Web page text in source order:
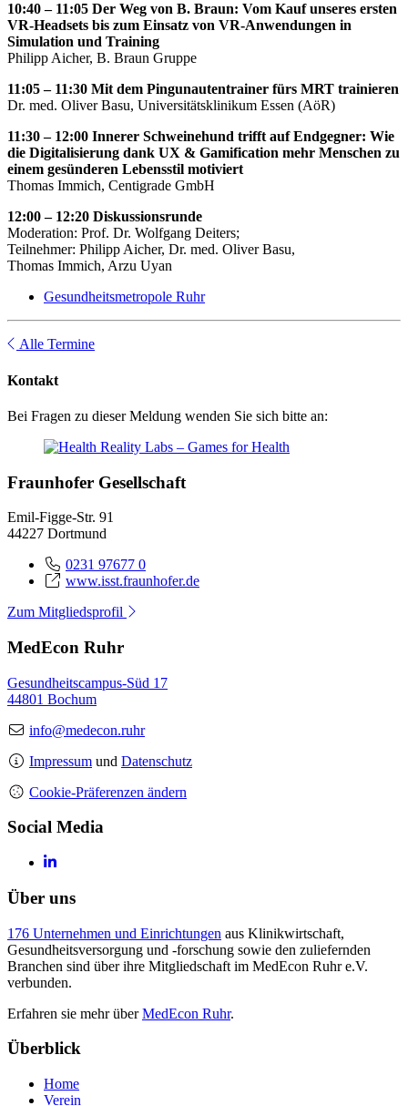
10:40 – 11:05 Der Weg von B. Braun: Vom Kauf unseres ersten
VR-Headsets bis zum Einsatz von VR-Anwendungen in
Simulation und Training
Philipp Aicher, B. Braun Gruppe
11:05 – 11:30 Mit dem Pingunautentrainer fürs MRT trainieren
Dr. med. Oliver Basu, Universitätsklinikum Essen (AöR)
11:30 – 12:00 Innerer Schweinehund trifft auf Endgegner: Wie
die Digitalisierung dank UX & Gamification mehr Menschen zu
einem gesünderen Lebensstil motiviert
Thomas Immich, Centigrade GmbH
12:00 – 12:20 Diskussionsrunde
Moderation: Prof. Dr. Wolfgang Deiters;
Teilnehmer: Philipp Aicher, Dr. med. Oliver Basu,
Thomas Immich, Arzu Uyan
Gesundheitsmetropole Ruhr
Alle Termine
Kontakt
Bei Fragen zu dieser Meldung wenden Sie sich bitte an:
Fraunhofer Gesellschaft
Emil-Figge-Str. 91
44227 Dortmund
0231 97677 0
www.isst.fraunhofer.de
Zum Mitgliedsprofil
MedEcon Ruhr
Gesundheitscampus-Süd 17
44801 Bochum
info@medecon.ruhr
Impressum und Datenschutz
Cookie-Präferenzen ändern
Social Media
Über uns
176 Unternehmen und Einrichtungen aus Klinikwirtschaft,
Gesundheitsversorgung und -forschung sowie den zuliefernden
Branchen sind über ihre Mitgliedschaft im MedEcon Ruhr e.V.
verbunden.
Erfahren sie mehr überMedEcon Ruhr.
Überblick
Home
Verein